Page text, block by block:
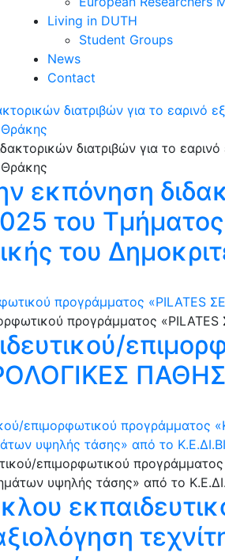
Living in DUTH
Student Groups
News
Contact
διατριβών για το
Θράκης
εκπόνηση
του Τμήματος
του
προγράμματος
επιμορφωτικού προγράμματος
υψηλής τάσης» από το